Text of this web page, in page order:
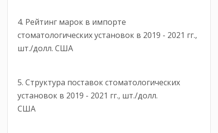
4. Рейтинг марок в импорте
стоматологических установок в 2019 - 2021 гг.,
шт./долл. США
5. Структура поставок стоматологических
установок в 2019 - 2021 гг., шт./долл.
США